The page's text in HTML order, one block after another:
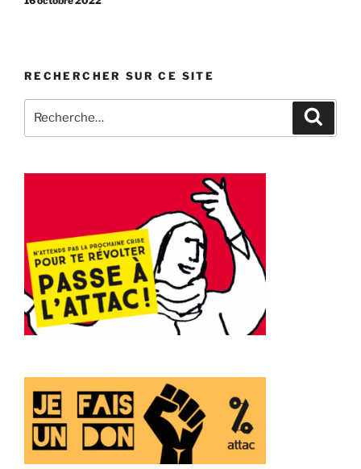
RECHERCHER SUR CE SITE
pour